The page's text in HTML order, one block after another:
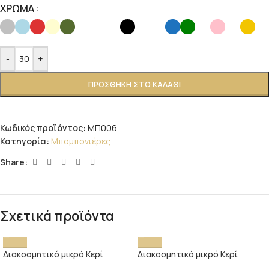
ΧΡΩΜΑ
- +
ΠΡΟΣΘΉΚΗ ΣΤΟ ΚΑΛΆΘΙ
Κωδικός προϊόντος: ΜΠ006
Κατηγορία: Μπομπονιέρες
Share:
Σχετικά προϊόντα
Διακοσμητικό μικρό Κερί Διακοσμητικό μικρό Κερί